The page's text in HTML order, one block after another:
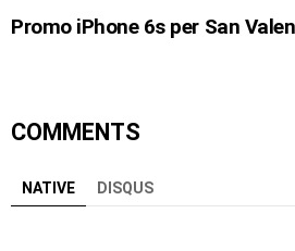
Promo iPhone 6s per San
COMMENTS
NATIVE DISQUS